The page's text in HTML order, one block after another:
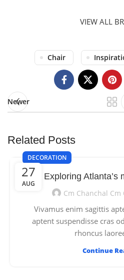
VIEW ALL
Chair
Newer
Related Posts
27
AUG
DECORATION
Exploring Atlanta’s
Cm Chanchal Cm
Vivamus enim sagittis
aptent suspendisse cras
rhoncus
Continue